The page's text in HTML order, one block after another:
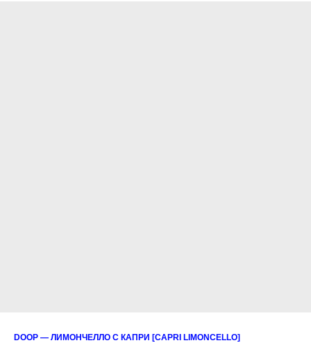
DOOP — ЛИМОНЧЕЛЛО С КАПРИ [CAPRI LIMONCELLO]